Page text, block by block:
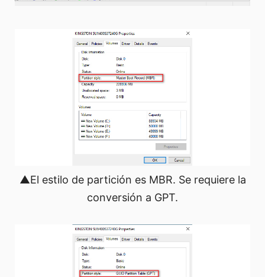
▲El estilo de partición es MBR. Se requiere la
conversión a GPT.